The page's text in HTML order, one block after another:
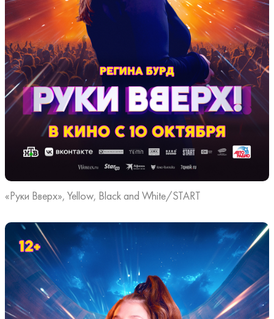
«Руки Вверх», Yellow, Black and White/START